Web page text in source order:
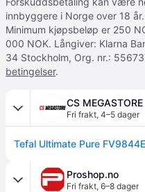
innbyggere i Norge over 18
Minimum kjøpsbeløp er 250
000 NOK. Långiver: Klarna
34 Stockholm, Org. nr.:
betingelser.
CS MEGASTORE
Fri frakt, 4–5 dager
Proshop.no
Fri frakt, 6–8 dager